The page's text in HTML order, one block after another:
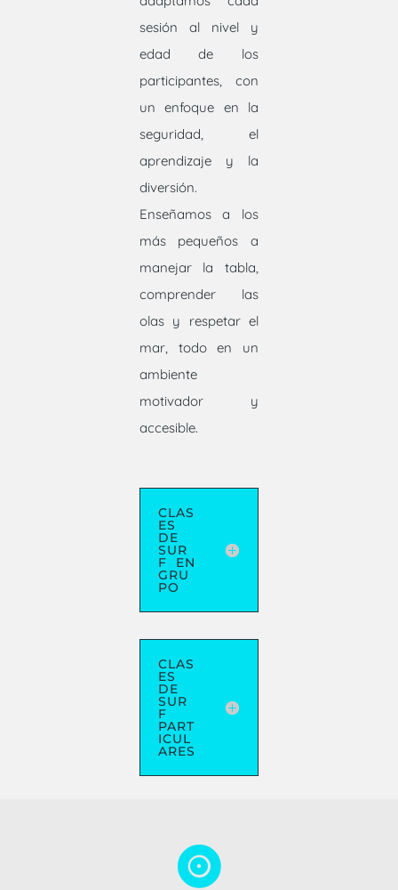
sesión al nivel y
edad de los
participantes, con
un enfoque en la
seguridad, el
aprendizaje y la
diversión.
Enseñamos a los
más pequeños a
manejar la tabla,
comprender las
olas y respetar el
mar, todo en un
ambiente
motivador y
accesible.
CLAS
ES
DE
SUR
F EN
GRU
PO
CLAS
ES
DE
SUR
F
PART
ICUL
ARES
